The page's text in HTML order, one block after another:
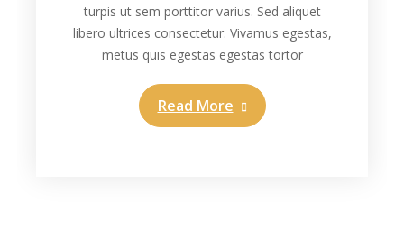
turpis ut sem porttitor varius. Sed aliquet
libero ultrices consectetur. Vivamus egestas,
metus quis egestas egestas tortor
Read More